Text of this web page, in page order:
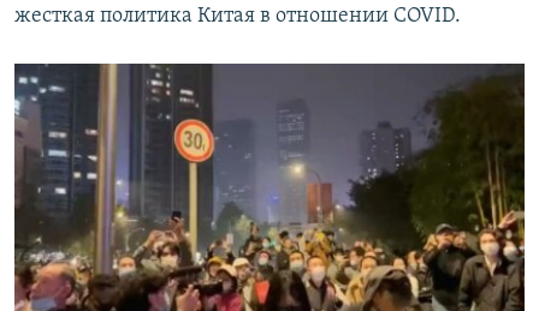
жесткая политика Китая в отношении COVID.